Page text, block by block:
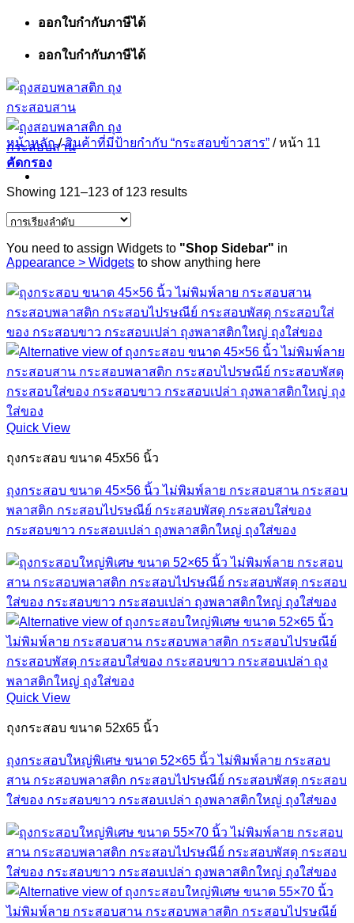
ข้าม
เนื้อหา
ออกใบกำกับภาษีได้
ออกใบกำกับภาษีได้
หน้าหลัก / สินค้าที่มีป้ายกำกับ “กระสอบข้าวสาร” /หน้า 11
คัดกรอง
Showing 121–123 of 123 results
You need to assign Widgets to "Shop Sidebar" in
Appearance > Widgets to show anything here
Quick View
ถุงกระสอบ ขนาด 45x56 นิ้ว
ถุงกระสอบ ขนาด 45×56 นิ้ว ไม่พิมพ์ลาย กระสอบสาน กระสอบ
พลาสติก กระสอบไปรษณีย์ กระสอบพัสดุ กระสอบใส่ของ
กระสอบขาว กระสอบเปล่า ถุงพลาสติกใหญ่ ถุงใส่ของ
Quick View
ถุงกระสอบ ขนาด 52x65 นิ้ว
ถุงกระสอบใหญ่พิเศษ ขนาด 52×65 นิ้ว ไม่พิมพ์ลาย กระสอบ
สาน กระสอบพลาสติก กระสอบไปรษณีย์ กระสอบพัสดุ กระสอบ
ใส่ของ กระสอบขาว กระสอบเปล่า ถุงพลาสติกใหญ่ ถุงใส่ของ